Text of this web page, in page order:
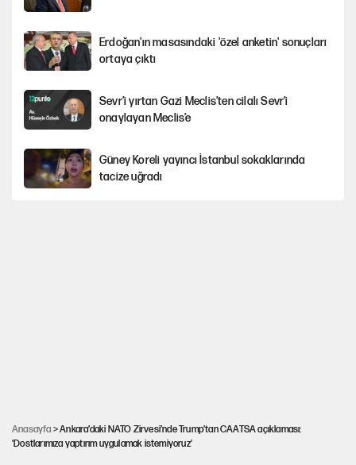
Erdoğan'ın masasındaki 'özel anketin' sonuçları
ortaya çıktı
Sevr’i yırtan Gazi Meclis’ten cilalı Sevr’i
onaylayan Meclis’e
Güney Koreli yayıncı İstanbul sokaklarında
tacize uğradı
Anasayfa > Ankara’daki NATO Zirvesi’nde Trump'tan CAATSA açıklaması:
'Dostlarımıza yaptırım uygulamak istemiyoruz'